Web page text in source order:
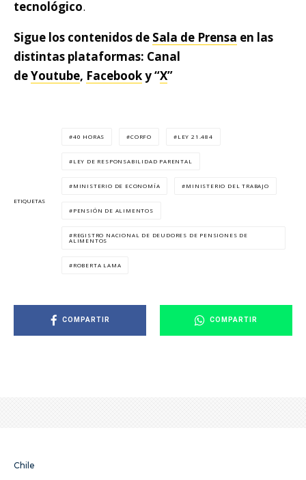
tecnológico.
Sigue los contenidos de Sala de Prensa en las
distintas plataformas: Canal
deYoutube, Facebooky “X”
ETIQUETAS
40 HORAS CORFO LEY 21.484
LEY DE RESPONSABILIDAD PARENTAL
MINISTERIO DE ECONOMÍA MINISTERIO DEL TRABAJO
PENSIÓN DE ALIMENTOS
REGISTRO NACIONAL DE DEUDORES DE PENSIONES DE
ALIMENTOS
ROBERTA LAMA
COMPARTIR COMPARTIR
Chile